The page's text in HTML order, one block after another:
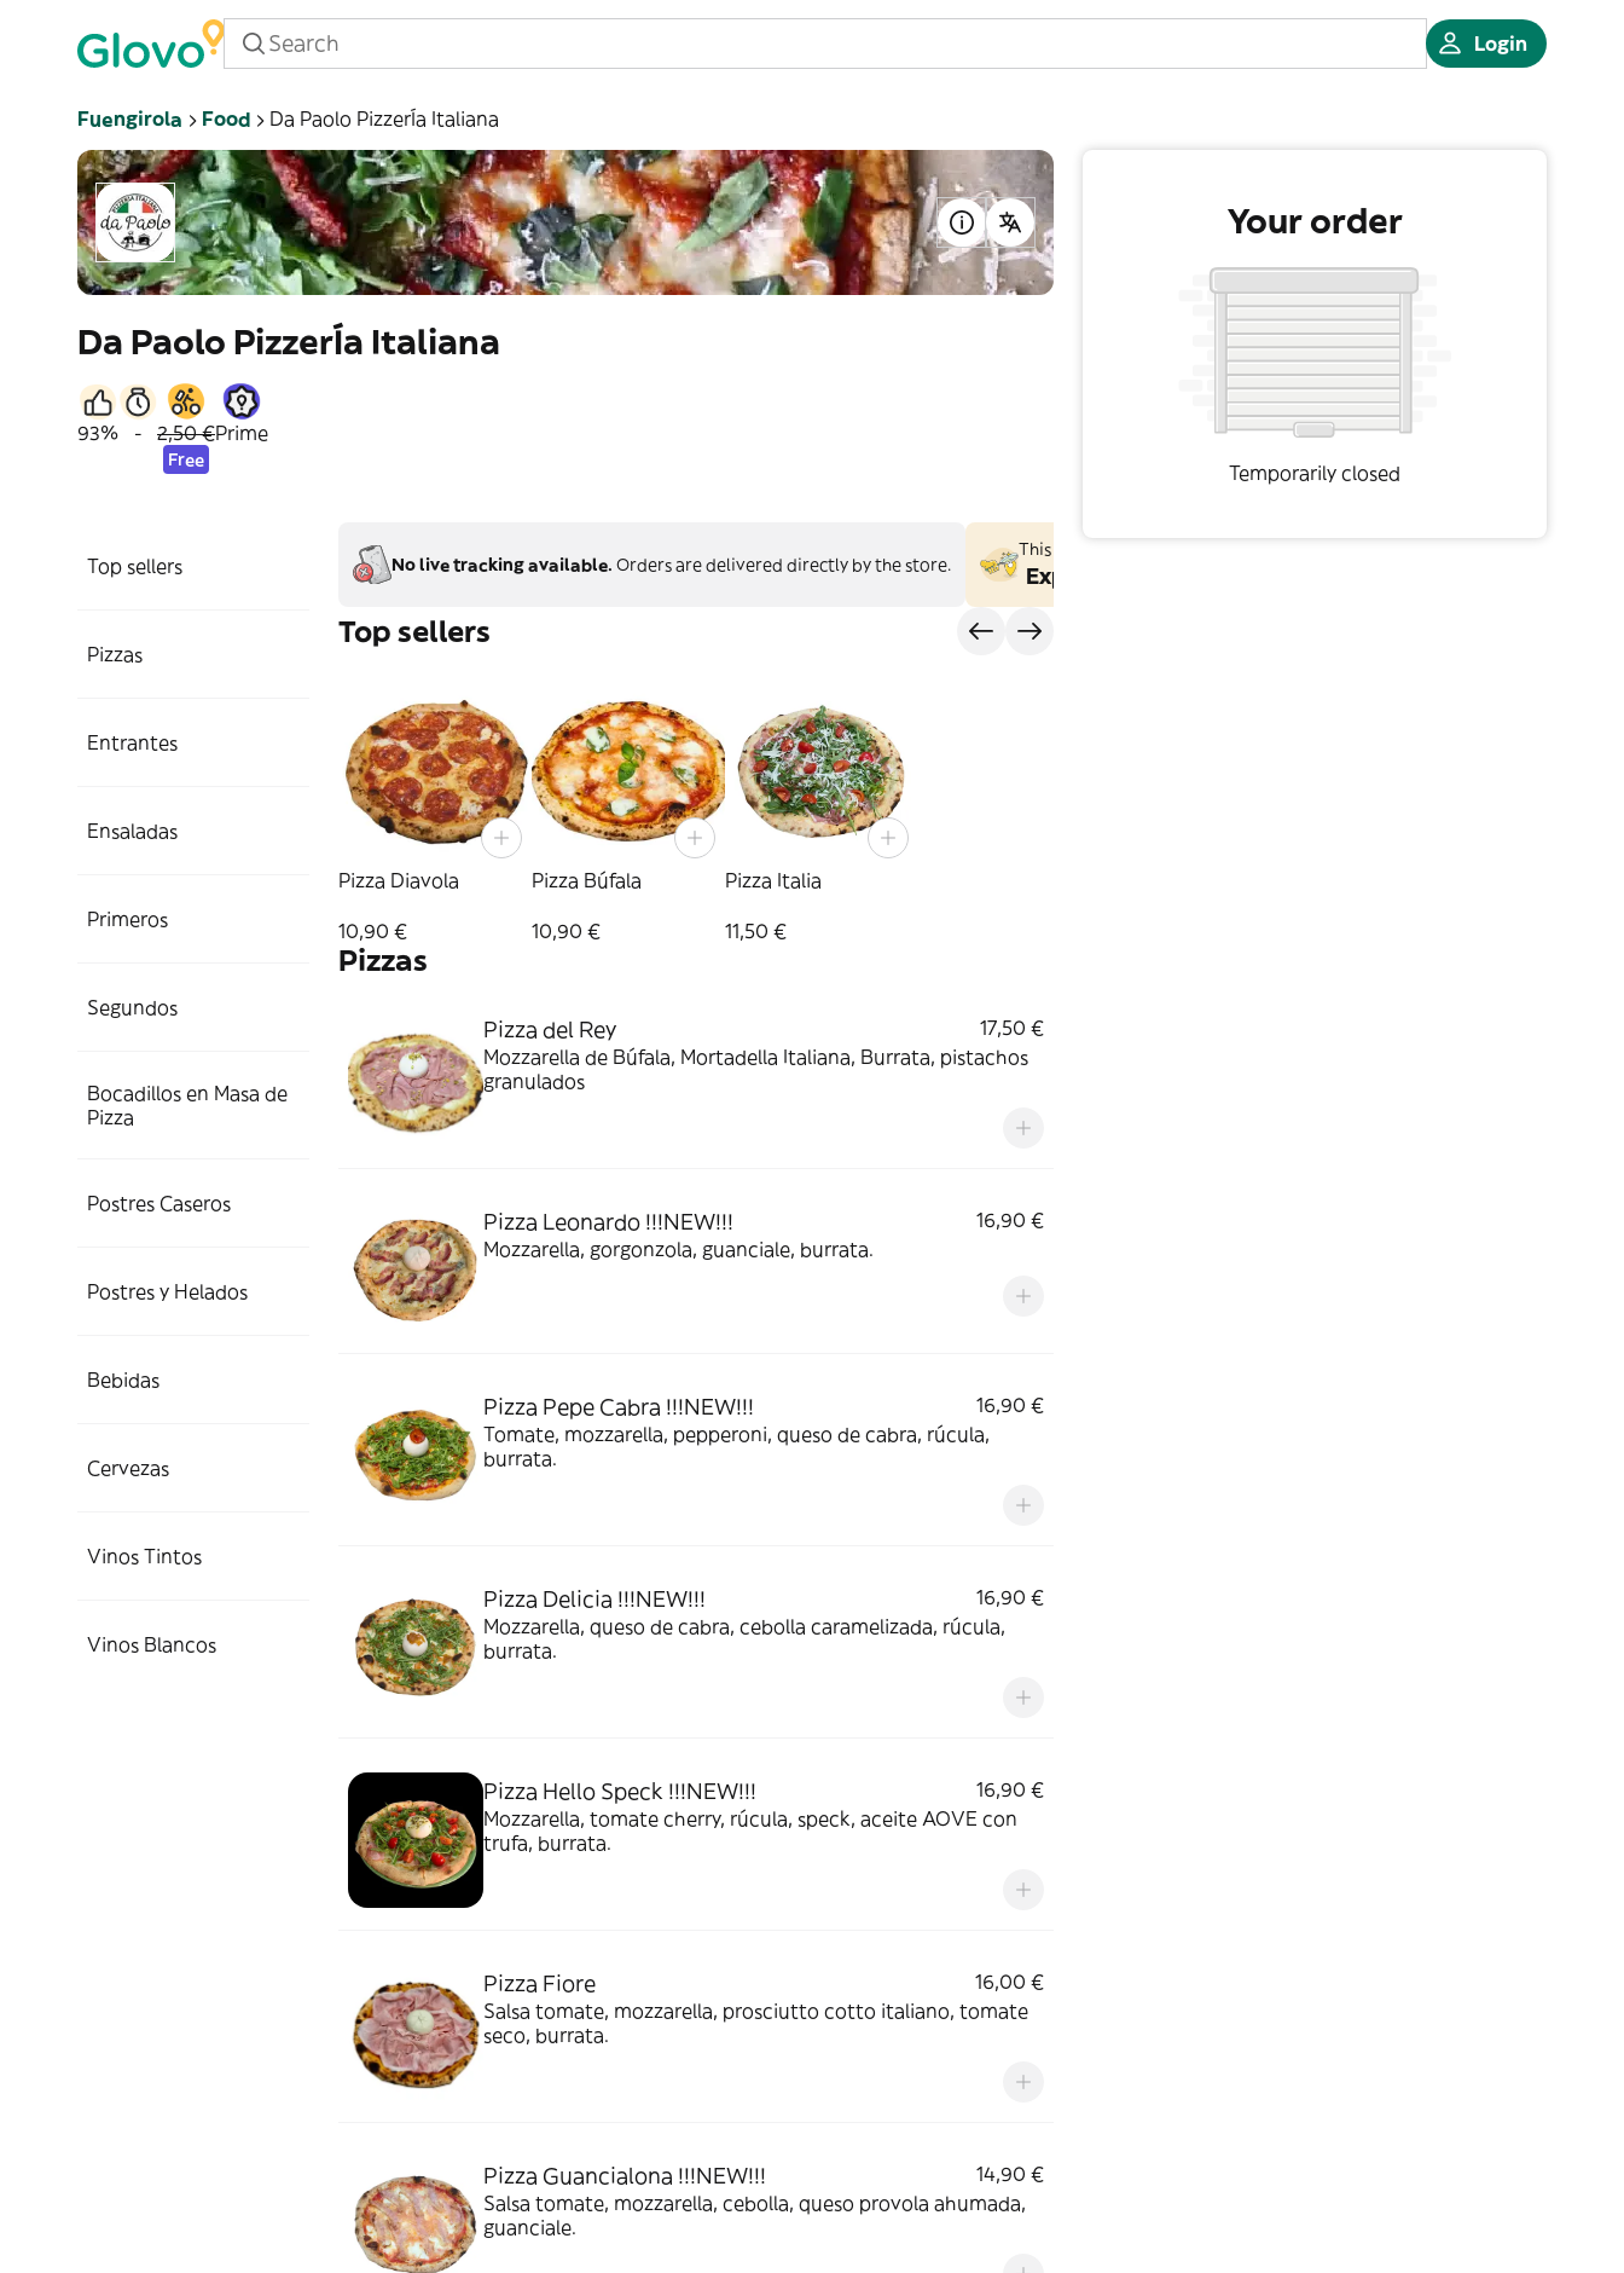
Login
Fuengirola Food Da Paolo PizzerÍa Italiana
Da Paolo PizzerÍa Italiana
93% - 2,50 €
Free
Prime
Top sellers
Pizzas
Entrantes
Ensaladas
Primeros
Segundos
Bocadillos en Masa de
Pizza
Postres Caseros
Postres y Helados
Bebidas
Cervezas
Vinos Tintos
Vinos Blancos
No live tracking available. Orders are delivered directly by the store.
This store is closed at the moment. Looking for somewhere similar?
Explore stores near you
Top sellers
Pizza Diavola
10,90 €
Pizza Búfala
10,90 €
Pizza Italia
11,50 €
Pizzas
Pizza del Rey
17,50 €
Mozzarella de Búfala, Mortadella Italiana, Burrata, pistachos
granulados
Pizza Leonardo !!!NEW!!!
16,90 €
Mozzarella, gorgonzola, guanciale, burrata.
Pizza Pepe Cabra !!!NEW!!!
16,90 €
Tomate, mozzarella, pepperoni, queso de cabra, rúcula,
burrata.
Pizza Delicia !!!NEW!!!
16,90 €
Mozzarella, queso de cabra, cebolla caramelizada, rúcula,
burrata.
Pizza Hello Speck !!!NEW!!!
16,90 €
Mozzarella, tomate cherry, rúcula, speck, aceite AOVE con
trufa, burrata.
Pizza Fiore
16,00 €
Salsa tomate, mozzarella, prosciutto cotto italiano, tomate
seco, burrata.
Pizza Guancialona !!!NEW!!!
14,90 €
Salsa tomate, mozzarella, cebolla, queso provola ahumada,
guanciale.
Your order
Temporarily closed